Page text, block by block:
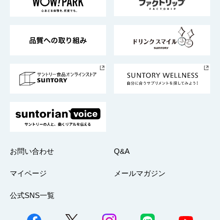
地域情報
サントリーサンバーズ大阪
サントリーが考えるサステナビリティ経営
企業概要
採用情報
お問い合わせ Q&A
マイページ メールマガジン
公式SNS一覧